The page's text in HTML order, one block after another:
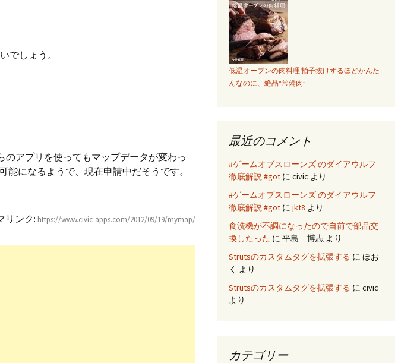
でしょう。
アプリを使ってもマップデータが変わっ
になるようで、現在申請中だそうです。
リンク: https://www.civic-apps.com/2012/09/19/mymap/
低温オーブンの肉料理 拍子抜けするほどかんた
んなのに、絶品“常備肉”
最近のコメント
#ゲームオブスローンズ のダイアウルフ
徹底解説 #got に civic より
#ゲームオブスローンズ のダイアウルフ
徹底解説 #got に jkt8 より
食洗機が不調になったので自前で部品交
換したった に 平島 博志 より
Strutsのカスタムタグを拡張する に ほお
く より
Strutsのカスタムタグを拡張する に civic
より
カテゴリー